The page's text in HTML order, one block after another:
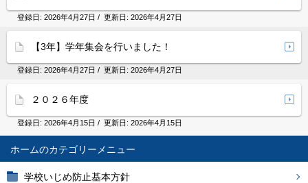
ホーム
学校いじめ防止基本方針
登録日: 2026年4月27日 / 更新日: 2026年4月27日
【3年】学年集会を行いました！
登録日: 2026年4月27日 / 更新日: 2026年4月27日
２０２６年度
登録日: 2026年4月15日 / 更新日: 2026年4月15日